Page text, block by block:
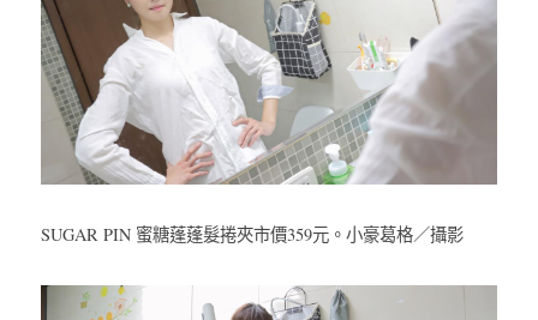
SUGAR PIN 蜜糖蓬蓬髮捲夾市價359元。小豪葛格／攝影